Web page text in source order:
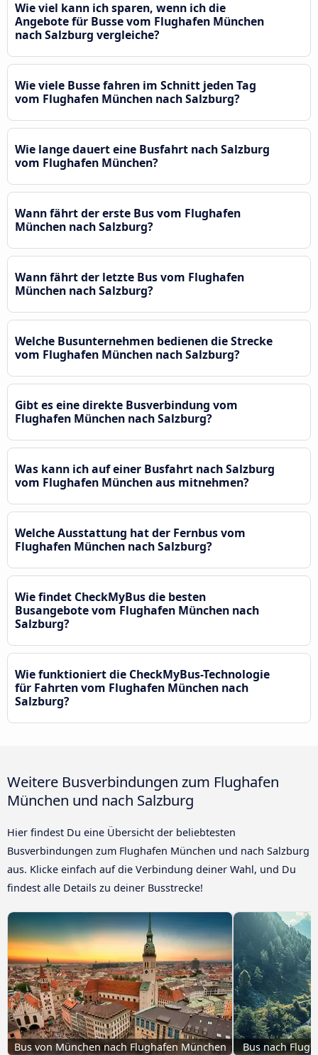
Wie viel kann ich sparen, wenn ich die
Angebote für Busse vom Flughafen München
nach Salzburg vergleiche?
Wie viele Busse fahren im Schnitt jeden Tag
vom Flughafen München nach Salzburg?
Wie lange dauert eine Busfahrt nach Salzburg
vom Flughafen München?
Wann fährt der erste Bus vom Flughafen
München nach Salzburg?
Wann fährt der letzte Bus vom Flughafen
München nach Salzburg?
Welche Busunternehmen bedienen die Strecke
vom Flughafen München nach Salzburg?
Gibt es eine direkte Busverbindung vom
Flughafen München nach Salzburg?
Was kann ich auf einer Busfahrt nach Salzburg
vom Flughafen München aus mitnehmen?
Welche Ausstattung hat der Fernbus vom
Flughafen München nach Salzburg?
Wie findet CheckMyBus die besten
Busangebote vom Flughafen München nach
Salzburg?
Wie funktioniert die CheckMyBus-Technologie
für Fahrten vom Flughafen München nach
Salzburg?
Weitere Busverbindungen zum Flughafen
München und nach Salzburg
Hier findest Du eine Übersicht der beliebtesten
Busverbindungen zum Flughafen München und nach Salzburg
aus. Klicke einfach auf die Verbindung deiner Wahl, und Du
findest alle Details zu deiner Busstrecke!
Bus von München nach Flughafen München Bus nach